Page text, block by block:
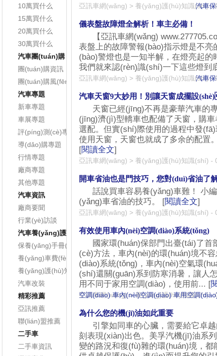
10萬買什么
15萬買什么
20萬買什么
30萬買什么
汽車團(tuán)購
團(tuán)購資訊
團(tuán)購風(fēng)采
汽車專題
新車專題
車展專題
評(píng)測(cè)專題
導(dǎo)購專題
行情專題
廠商專題
其他專題
汽車資訊
廠商要聞
行業(yè)訪談
汽車養(yǎng)護(hù)
保養(yǎng)手冊(cè)
養(yǎng)車費(fèi)用
養(yǎng)護(hù)知識(shí)
汽車改裝
精彩推薦
亞訊推薦
聯(lián)盟推薦
二手車
二手車資訊
亞訊車網(wǎng) > 養(yǎng)護(hù)知識(shí) -
汽車
儀表盤故障燈全解析！車主必備！
【亞訊車網(wǎng)
表盤上的故障警報(bào)指示燈是不亮的
(bào)警燈也是一知半解，在燈亮起
我們就來認(rèn)識(shí)一下這些燈到
亞訊車網(wǎng) > 養(yǎng)護(hù)知識(shí) -
汽車
汽車天窗9大妙用！別讓天窗成擺設
天窗已經(jīng)不再是豪華汽車的專
(jīng)濟(jì)型轎車也配備了天窗，購
選配。但實(shí)際使用的過程中發
使用天窗，天窗也就成了多余的配置。
[閱讀全文]
亞訊車網(wǎng) > 養(yǎng)護(hù)知識(shí) -
開車省油也是門技巧，您對(duì)省油了解
話說買車容易養(yǎng)車難！ 小
(yǎng)車省油的技巧。 [閱讀全文]
亞訊車網(wǎng) > 養(yǎng)護(hù)知識(shí) -
有效使用車內(nèi)空調(diào)系統(tǒng)
國家環(huán)保部門出臺(tái)了首
(cè)方法，車內(nèi)的環(huán)境不
(diào)系統(tǒng)，車內(nèi)空氣環
(shí)還關(guān)系到防寒消暑，讓人
用不同于家用空調(diào)，使用前... [
亞訊車網(wǎng)>養(yǎng)護(hù)知識(shí) -
空調(diào) 車內(nèi)空調(diào) 車用空調
為什么您的機(jī)油如此重要
引擎如同車的心臟，需要給它卓
刻表現(xiàn)出色。美孚汽機(jī)油系列
變的路況和復(fù)雜的環(huán)境，